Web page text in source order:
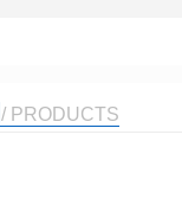
/ PRODUCTS